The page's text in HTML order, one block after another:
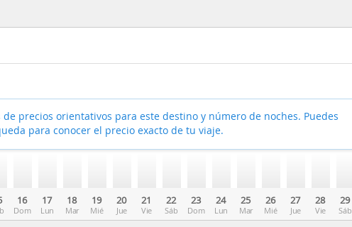
16
Dom
17
Lun
18
Mar
19
Mié
20
Jue
21
Vie
22
Sáb
23
Dom
24
Lun
25
Mar
26
Mié
27
Jue
28
Vie
29
Sáb
de precios orientativos para este destino y número de noches. Puedes
para conocer el precio exacto de tu viaje.